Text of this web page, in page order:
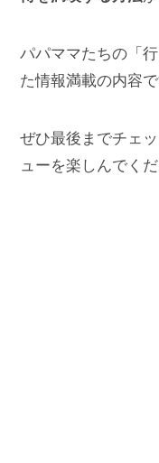
パパママたちの「
た情報満載の内容で
ぜひ最後までチェ
ューを楽しんでく